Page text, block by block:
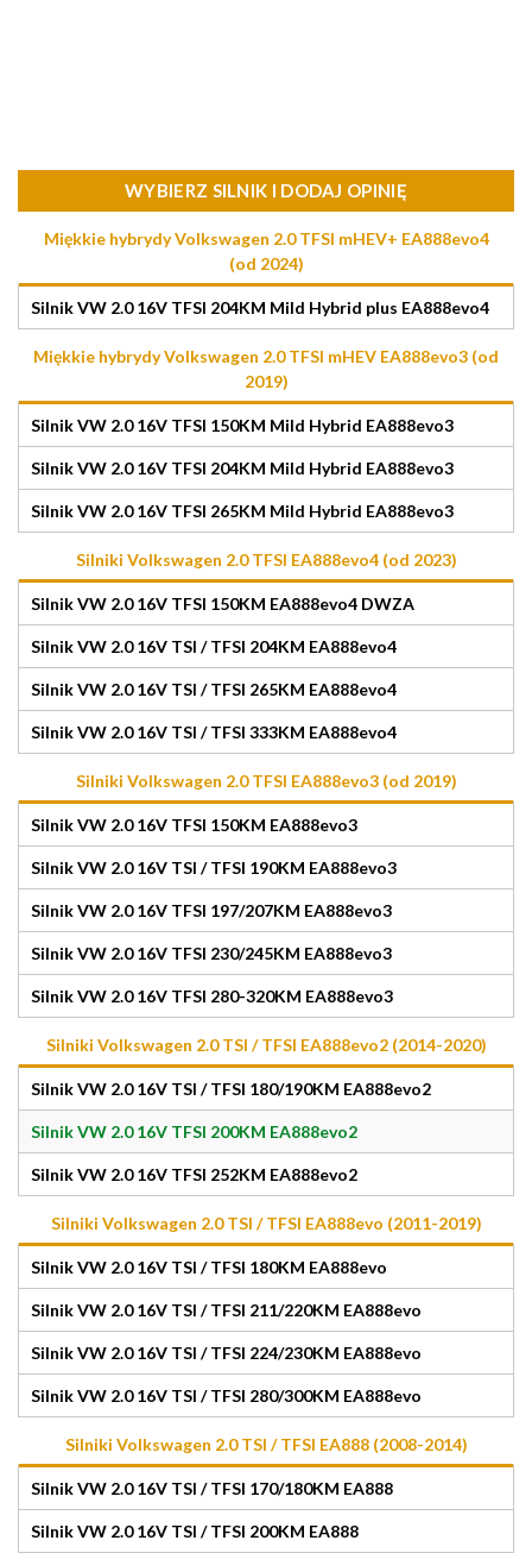
WYBIERZ SILNIK I DODAJ OPINIĘ
Miękkie hybrydy Volkswagen 2.0 TFSI mHEV+ EA888evo4
(od 2024)
Silnik VW 2.0 16V TFSI 204KM Mild Hybrid plus EA888evo4
Miękkie hybrydy Volkswagen 2.0 TFSI mHEV EA888evo3 (od
2019)
Silnik VW 2.0 16V TFSI 150KM Mild Hybrid EA888evo3
Silnik VW 2.0 16V TFSI 204KM Mild Hybrid EA888evo3
Silnik VW 2.0 16V TFSI 265KM Mild Hybrid EA888evo3
Silniki Volkswagen 2.0 TFSI EA888evo4 (od 2023)
Silnik VW 2.0 16V TFSI 150KM EA888evo4 DWZA
Silnik VW 2.0 16V TSI / TFSI 204KM EA888evo4
Silnik VW 2.0 16V TSI / TFSI 265KM EA888evo4
Silnik VW 2.0 16V TSI / TFSI 333KM EA888evo4
Silniki Volkswagen 2.0 TFSI EA888evo3 (od 2019)
Silnik VW 2.0 16V TFSI 150KM EA888evo3
Silnik VW 2.0 16V TSI / TFSI 190KM EA888evo3
Silnik VW 2.0 16V TFSI 197/207KM EA888evo3
Silnik VW 2.0 16V TFSI 230/245KM EA888evo3
Silnik VW 2.0 16V TFSI 280-320KM EA888evo3
Silniki Volkswagen 2.0 TSI / TFSI EA888evo2 (2014-2020)
Silnik VW 2.0 16V TSI / TFSI 180/190KM EA888evo2
Silnik VW 2.0 16V TFSI 200KM EA888evo2
Silnik VW 2.0 16V TFSI 252KM EA888evo2
Silniki Volkswagen 2.0 TSI / TFSI EA888evo (2011-2019)
Silnik VW 2.0 16V TSI / TFSI 180KM EA888evo
Silnik VW 2.0 16V TSI / TFSI 211/220KM EA888evo
Silnik VW 2.0 16V TSI / TFSI 224/230KM EA888evo
Silnik VW 2.0 16V TSI / TFSI 280/300KM EA888evo
Silniki Volkswagen 2.0 TSI / TFSI EA888 (2008-2014)
Silnik VW 2.0 16V TSI / TFSI 170/180KM EA888
Silnik VW 2.0 16V TSI / TFSI 200KM EA888